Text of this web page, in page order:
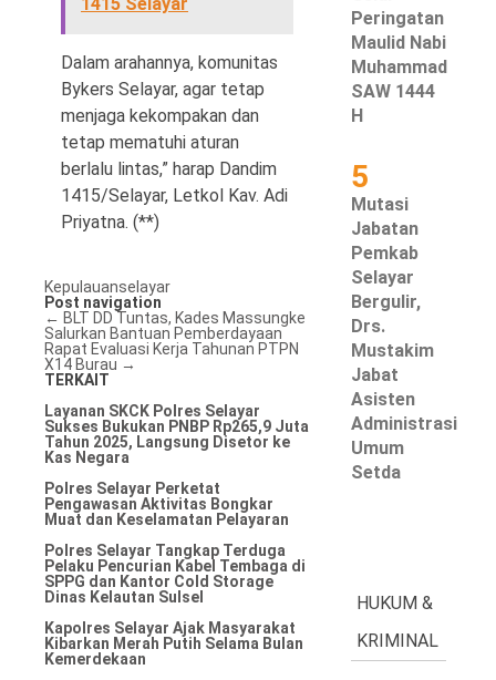
Dalam arahannya, komunitas
Bykers Selayar, agar tetap
menjaga kekompakan dan
tetap mematuhi aturan
berlalu lintas,” harap Dandim
1415/Selayar, Letkol Kav. Adi
Priyatna. (**)
Kepulauanselayar
Post navigation
← BLT DD Tuntas, Kades Massungke
Salurkan Bantuan Pemberdayaan
Rapat Evaluasi Kerja Tahunan PTPN
X14 Burau →
TERKAIT
Layanan SKCK Polres Selayar
Sukses Bukukan PNBP Rp265,9 Juta
Tahun 2025, Langsung Disetor ke
Kas Negara
Polres Selayar Perketat
Pengawasan Aktivitas Bongkar
Muat dan Keselamatan Pelayaran
Polres Selayar Tangkap Terduga
Pelaku Pencurian Kabel Tembaga di
SPPG dan Kantor Cold Storage
Dinas Kelautan Sulsel
Kapolres Selayar Ajak Masyarakat
Kibarkan Merah Putih Selama Bulan
Kemerdekaan
Peringatan
Maulid Nabi
Muhammad
SAW 1444
H
5
Mutasi
Jabatan
Pemkab
Selayar
Bergulir,
Drs.
Mustakim
Jabat
Asisten
Administrasi
Umum
Setda
HUKUM &
KRIMINAL